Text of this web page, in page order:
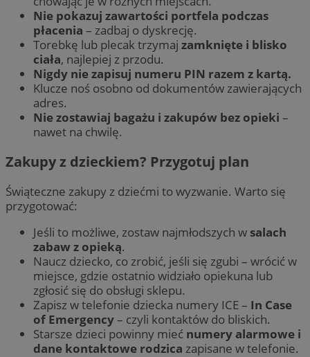
Nie pokazuj zawartości portfela podczas
płacenia – zadbaj o dyskrecję.
Torebkę lub plecak trzymaj zamknięte i blisko
ciała, najlepiej z przodu.
Nigdy nie zapisuj numeru PIN razem z kartą.
Klucze noś osobno od dokumentów zawierających
adres.
Nie zostawiaj bagażu i zakupów bez opieki –
nawet na chwilę.
Zakupy z dzieckiem? Przygotuj plan
Świąteczne zakupy z dziećmi to wyzwanie. Warto się
przygotować:
Jeśli to możliwe, zostaw najmłodszych w salach
zabaw z opieką.
Naucz dziecko, co zrobić, jeśli się zgubi – wrócić w
miejsce, gdzie ostatnio widziało opiekuna lub
zgłosić się do obsługi sklepu.
Zapisz w telefonie dziecka numery ICE – In Case
of Emergency– czyli kontaktów do bliskich.
Starsze dzieci powinny mieć numery alarmowe i
dane kontaktowe rodzica zapisane w telefonie.